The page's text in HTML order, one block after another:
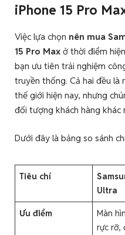
iPhone 15 Pro
Việc lựa chọn nên mua
15 Pro Max ở thời điểm
bạn ưu tiên trải nghiệm
truyền thống. Cả hai đều
thế giới hiện nay, nhưng
đối tượng khách hàng khác
Dưới đây là bảng so sánh
Tiêu chí
Ultra
Ưu điểm
Màn
rực rỡ,